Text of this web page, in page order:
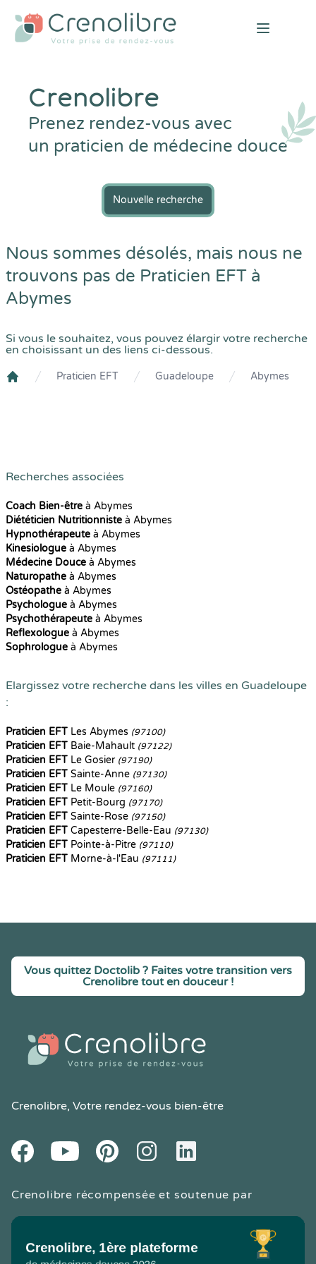
Open
Crenolibre
Prenez rendez-vous avec
un praticien de médecine douce
Nouvelle recherche
Nous sommes désolés, mais nous ne
trouvons pas de Praticien EFT à
Abymes
Si vous le souhaitez, vous pouvez élargir votre recherche
en choisissant un des liens ci-dessous.
Praticien EFT Guadeloupe Abymes
Recherches associées
Coach Bien-être à Abymes
Diététicien Nutritionniste à Abymes
Hypnothérapeute à Abymes
Kinesiologue à Abymes
Médecine Douce à Abymes
Naturopathe à Abymes
Ostéopathe à Abymes
Psychologue à Abymes
Psychothérapeute à Abymes
Reflexologue à Abymes
Sophrologue à Abymes
Elargissez votre recherche dans les villes en Guadeloupe
:
Praticien EFT Les Abymes (97100)
Praticien EFT Baie-Mahault (97122)
Praticien EFT Le Gosier (97190)
Praticien EFT Sainte-Anne (97130)
Praticien EFT Le Moule (97160)
Praticien EFT Petit-Bourg (97170)
Praticien EFT Sainte-Rose (97150)
Praticien EFT Capesterre-Belle-Eau (97130)
Praticien EFT Pointe-à-Pitre (97110)
Praticien EFT Morne-à-l'Eau (97111)
Vous quittez Doctolib ? Faites votre transition vers
Crenolibre tout en douceur !
Crenolibre, Votre rendez-vous bien-être
FacebookYoutube PinteresetInstagramLinkedIn
Crenolibre récompensée et soutenue par